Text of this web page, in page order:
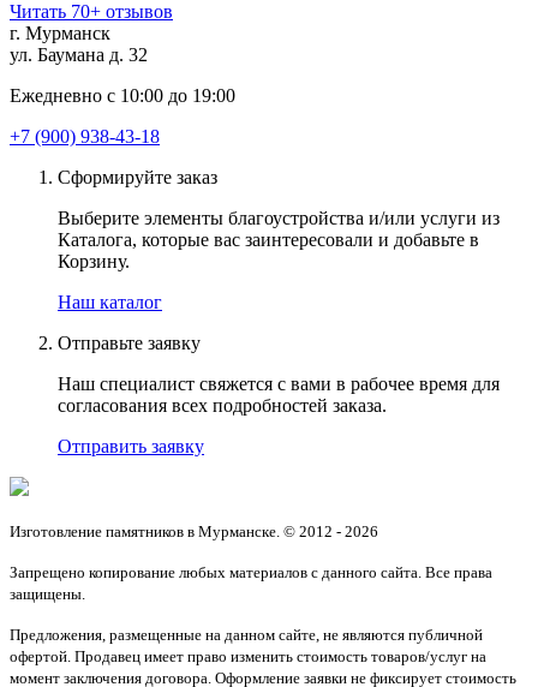
Читать 70+ отзывов
г. Мурманск
ул. Баумана д. 32
Ежедневно с 10:00 до 19:00
+7 (900) 938-43-18
Сформируйте заказ
Выберите элементы благоустройства и/или услуги из
Каталога, которые вас заинтересовали и добавьте в
Корзину.
Наш каталог
Отправьте заявку
Наш специалист свяжется с вами в рабочее время для
согласования всех подробностей заказа.
Отправить заявку
Изготовление памятников в Мурманске. © 2012 - 2026
Запрещено копирование любых материалов с данного сайта. Все права
защищены.
Предложения, размещенные на данном сайте, не являются публичной
офертой. Продавец имеет право изменить стоимость товаров/услуг на
момент заключения договора. Оформление заявки не фиксирует стоимость